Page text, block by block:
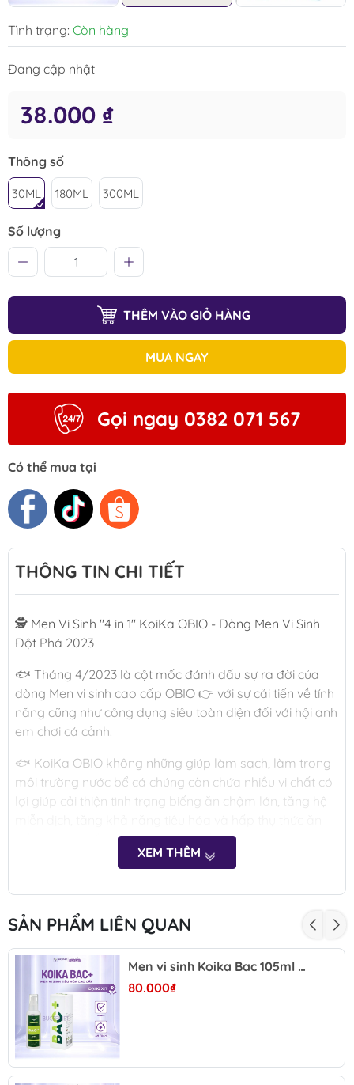
Tình trạng: Còn hàng
Đang cập nhật
38.000 ₫
Thông số
30ML 180ML 300ML
Số lượng
THÊM VÀO GIỎ HÀNG
MUA NGAY
Gọi ngay 0382 071 567
Có thể mua tại
THÔNG TIN CHI TIẾT
🕵 Men Vi Sinh "4 in 1" KoiKa OBIO - Dòng Men Vi Sinh
Đột Phá 2023
🐟 Tháng 4/2023 là cột mốc đánh dấu sự ra đời của
dòng Men vi sinh cao cấp OBIO 👉 với sự cải tiến về tính
năng cũng như công dụng siêu toàn diện đối với hội anh
em chơi cá cảnh.
🐟 KoiKa OBIO không những giúp làm sạch, làm trong
môi trường nước bể cá chúng còn chứa nhiều vi chất có
lợi giúp cải thiện tình trạng biếng ăn chậm lớn, tăng hệ
để đạt được tốc độ tăng trưởng tối đa.
🐠Tìm hiểu thêm về các dòng sản phẩm men vi sinh
(Koika) xin gửi đến các đối tác đại lý cửa hàng, các
đồng ngư đam mê bộ môn C.á cảnh & Thủy sinh 1 sản
phẩm Vi sinh đột phá 4in1 “Koika OBIO” là sự kết hợp
của bộ 4 sản phẩm đã quá quen thuộc trên thị trường:
Vi sinh PSB, BAC+, Clear & Em Pefect.
- “KoiKa OBIO” chứa các chủng loại vi sinh cao cấp giúp
XEM THÊM
SẢN PHẨM LIÊN QUAN
Men vi sinh Koika Bac 105ml - Hỗ trợ hệ tiêu hóa cá cảnh, tăng miễn dịch, hỗ trợ cá và tép phát triển khỏe mạnh
80.000₫